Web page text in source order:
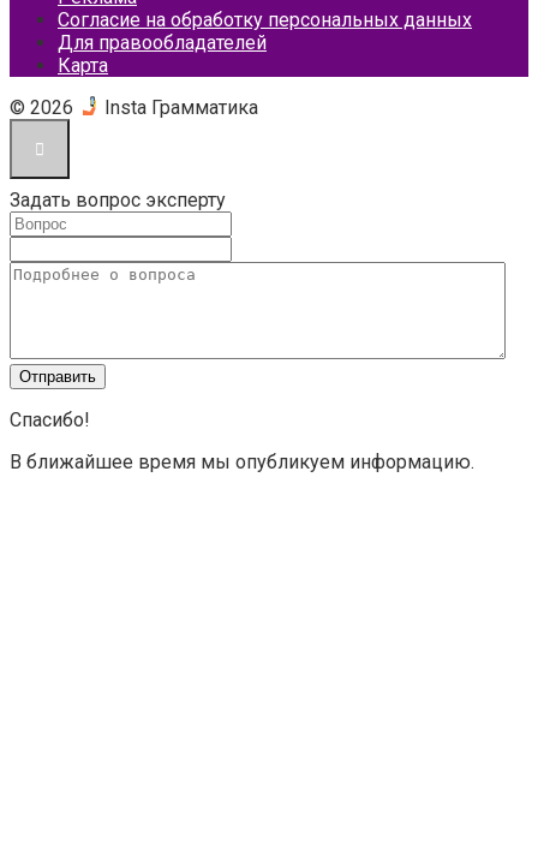
Согласие на обработку персональных данных
Для правообладателей
Карта
© 2026
Insta Грамматика
Задать вопрос эксперту
Спасибо!
В ближайшее время мы опубликуем информацию.